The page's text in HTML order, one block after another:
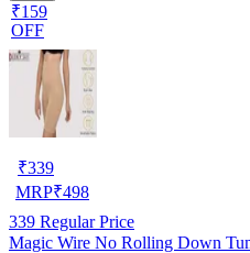
₹159
OFF
₹339
MRP₹498
339 Regular Price
Magic Wire No Rolling Down